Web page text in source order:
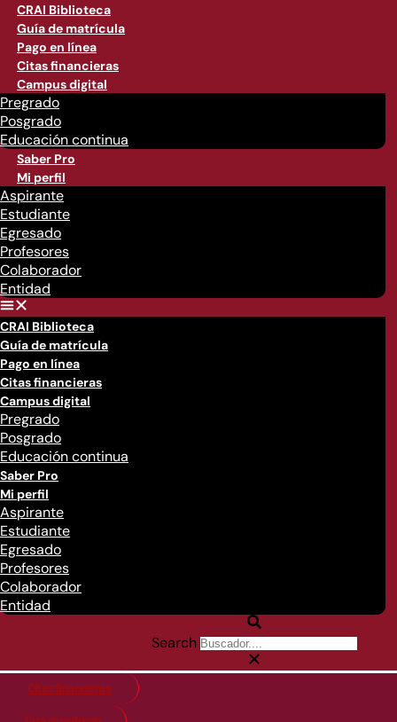
CRAI Biblioteca
Guía de matrícula
Pago en línea
Citas financieras
Campus digital
Pregrado
Posgrado
Educación continua
Saber Pro
Mi perfil
Aspirante
Estudiante
Egresado
Profesores
Colaborador
Entidad
CRAI Biblioteca
Guía de matrícula
Pago en línea
Citas financieras
Campus digital
Pregrado
Posgrado
Educación continua
Saber Pro
Mi perfil
Aspirante
Estudiante
Egresado
Profesores
Colaborador
Entidad
Search
Citas financieras